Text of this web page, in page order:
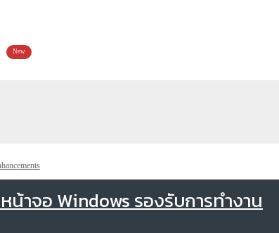
New
าจอ Windows รองรับการทำงาน